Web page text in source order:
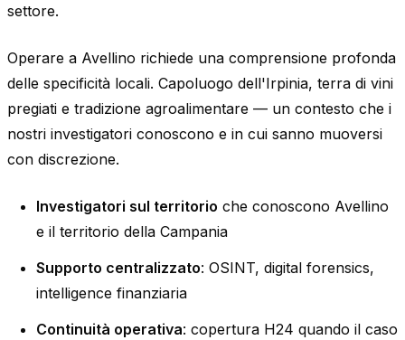
settore.
Operare a Avellino richiede una comprensione profonda
delle specificità locali. Capoluogo dell'Irpinia, terra di vini
pregiati e tradizione agroalimentare — un contesto che i
nostri investigatori conoscono e in cui sanno muoversi
con discrezione.
Investigatori sul territorio che conoscono Avellino
e il territorio della Campania
Supporto centralizzato: OSINT, digital forensics,
intelligence finanziaria
Continuità operativa: copertura H24 quando il caso